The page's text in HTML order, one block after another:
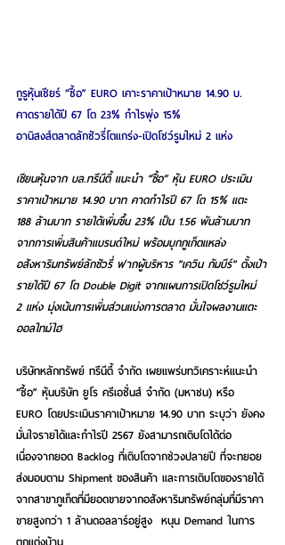
กูรูหุ้นเชียร์ “ซื้อ” EURO เคาะราคาเป้าหมาย 14.90 บ.
คาดรายได้ปี 67 โต 23% กำไรพุ่ง 15%
อานิสงส์ตลาดลักชัวรี่โตแกร่ง-เปิดโชว์รูมใหม่ 2 แห่ง
เซียนหุ้นจาก บล.ทรีนีตี้ แนะนำ “ซื้อ” หุ้น EURO ประเมิน
ราคาเป้าหมาย 14.90 บาท คาดกำไรปี 67 โต 15% แตะ
188 ล้านบาท รายได้เพิ่มขึ้น 23% เป็น 1.56 พันล้านบาท
จากการเพิ่มสินค้าแบรนด์ใหม่ พร้อมบุกภูเก็ตแหล่ง
อสังหาริมทรัพย์ลักชัวรี่ ฟากผู้บริหาร "เควิน กัมบีร์" ตั้งเป้า
รายได้ปี 67 โต Double Digit จากแผนการเปิดโชว์รูมใหม่
2 แห่ง มุ่งเน้นการเพิ่มส่วนแบ่งการตลาด มั่นใจผลงานแตะ
ออลไทม์ไฮ
บริษัทหลักทรัพย์ ทรีนีตี้ จำกัด เผยแพร่บทวิเคราะห์แนะนำ
“ซื้อ” หุ้นบริษัท ยูโร ครีเอชั่นส์ จำกัด (มหาชน) หรือ
EURO โดยประเมินราคาเป้าหมาย 14.90 บาท ระบุว่า ยังคง
มั่นใจรายได้และกำไรปี 2567 ยังสามารถเติบโตได้ต่อ
เนื่องจากยอด Backlog ที่เติบโตจากช่วงปลายปี ที่จะทยอย
ส่งมอบตาม Shipment ของสินค้า และการเติบโตของรายได้
จากสาขาภูเก็ตที่มียอดขายจากอสังหาริมทรัพย์กลุ่มที่มีราคา
ขายสูงกว่า 1 ล้านดอลลาร์อยู่สูง  หนุน Demand ในการ